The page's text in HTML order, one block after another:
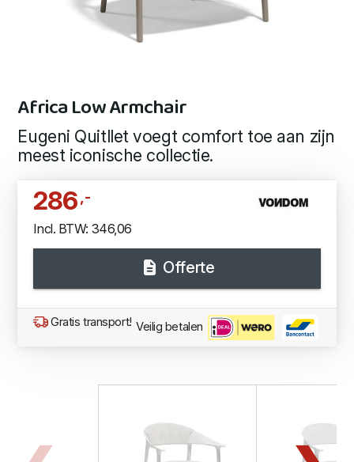
Africa Low Armchair
Eugeni Quitllet voegt comfort toe aan zijn
meest iconische collectie.
286,-
Incl. BTW: 346,06
Offerte
Gratis transport! Veilig betalen